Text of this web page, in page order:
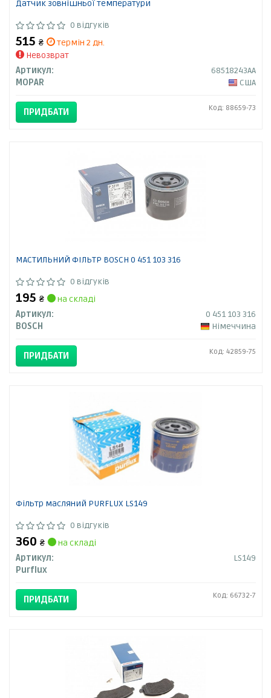
Датчик зовнішньої температури
0 відгуків
515 ₴
термін 2 дн.
Невозврат
Артикул:
68518243AA
MOPAR
США
ПРИДБАТИ Код: 88659-73
МАСТИЛЬНИЙ ФІЛЬТР BOSCH 0 451 103 316
0 відгуків
195 ₴
на складі
Артикул:
0 451 103 316
BOSCH
Німеччина
ПРИДБАТИ Код: 42859-75
Фільтр масляний PURFLUX LS149
0 відгуків
360 ₴
на складі
Артикул:
LS149
Purflux
ПРИДБАТИ Код: 66732-7